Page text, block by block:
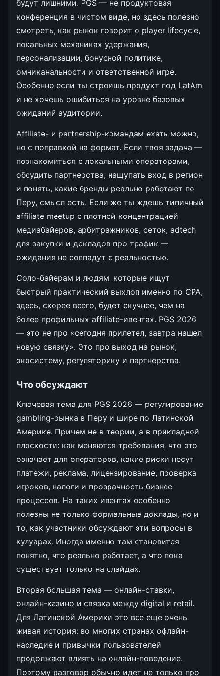
будут лишними. PGS — не продуктовая
конференция в чистом виде, но здесь полезно
смотреть, как рынок говорит о player lifecycle,
локальных механиках удержания,
персонализации, бонусной политике,
омниканальности и ответственной игре.
Особенно если ты строишь продукт под LatAm
и не хочешь ошибиться на уровне базовых
ожиданий аудитории.
Affiliate- и partnership-командам ехать можно,
но с поправкой на формат. Если твоя задача —
познакомиться с локальными операторами,
обсудить партнерства, нащупать вход в регион
и понять, какие бренды реально работают по
Перу, смысл есть. Если же ты ждешь типичный
affiliate meetup с плотной концентрацией
медиабайеров, арбитражников, сеток, adtech
для закупки и докладов про трафик —
ожидания не совпадут с реальностью.
Соло-байерам и людям, которые ищут
быстрый практический выхлоп именно по CPA,
здесь, скорее всего, будет скучнее, чем на
более профильных affiliate-ивентах. PGS 2026
— это не про «сегодня прилетел, завтра нашел
новую связку». Это про выход на рынок,
экосистему, регуляторику и партнерства.
Что обсуждают
Ключевая тема для PGS 2026 — регулирование
gambling-рынка в Перу и шире по Латинской
Америке. Причем не в теории, а в прикладной
плоскости: как меняются требования, что это
означает для операторов, какие риски несут
платежи, реклама, лицензирование, проверка
игроков, налоги и прозрачность бизнес-
процессов. На таких ивентах особенно
полезны не только формальные доклады, но и
то, как участники обсуждают эти вопросы в
кулуарах. Иногда именно там становится
понятно, что реально работает, а что пока
существует только на слайдах.
Вторая большая тема — онлайн-ставки,
онлайн-казино и связка между digital и retail.
Для Латинской Америки это все еще очень
живая история: во многих странах офлайн-
наследие и привычки пользователей
продолжают влиять на онлайн-поведение.
Поэтому разговор обычно идет не только про